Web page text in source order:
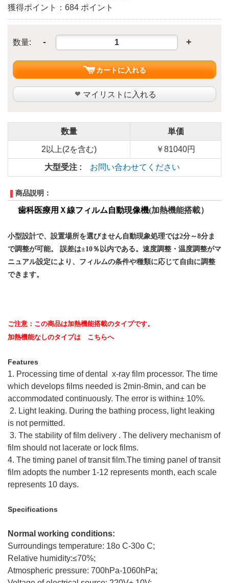
獲得ポイント：684 ポイント
数量: - +
カートに入れる
マイリストに入れる
数量 単価
2以上(2を含む) ￥81040円
大型受注 : お問い合わせてください
商品説明：
歯科医療用 Ｘ線フィルム自動現像機(加熱機能搭載）
小型設計で、設置場所を選びません自動現象処理では2分～8分ま
で調整が可能。 誤差は±10％以内である。 速度調整・温度調整がマ
ニュアル設定により、フィルムの条件や種類に応じて自由に調整
できます。
ご注意：この商品は加熱機能搭載のタイプです。
加熱機能なしのタイプは こちらへ
Features
1. Processing time of dental x-ray film processor. The time
which develops films needed is 2min-8min, and can be
accommodated continuously. The error is within± 10%.
2. Light leaking. During the bathing process, light leaking
is not permitted.
3. The stability of film delivery . The delivery mechanism of
film should not lacerate or lock films.
4. The timing panel of transit film.The timing panel of transit
film adopts the number 1-12 represents month, each scale
represents 10 days.
Specifications
Normal working conditions:
Surroundings temperature: 18o C-30o C;
Relative humidity:≤70%;
Atmospheric pressure: 700hPa-1060hPa;